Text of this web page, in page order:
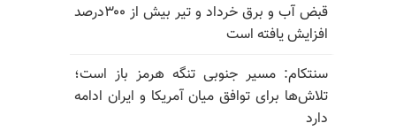
قبض آب و برق خرداد و تیر بیش از ۳۰۰درصد
افزایش یافته است
سنتکام: مسیر جنوبی تنگه هرمز باز است؛
تلاش‌ها برای توافق میان آمریکا و ایران ادامه
دارد